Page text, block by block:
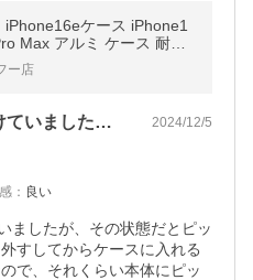
ケース iPhone1
リア 13 スマホケース 携帯
全面保護
ー店
100均の保護シートを付けていましたが… 2024/12/5
： 良い
ましたが、その状態だとピッ
すしてからケースに入れる
で、それくらい本体にピッ